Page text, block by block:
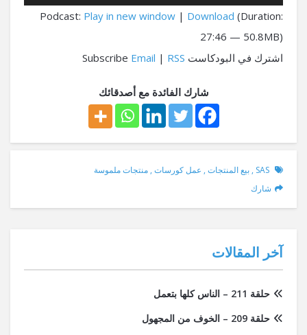
الصوت
Podcast: Play in new window | Download (Duration:
27:46 — 50.8MB)
اشترك في البودكاست Subscribe
Email | RSS
شارك الفائدة مع أصدقائك
SAS
, بيع المنتجات , عمل كورسات , منتجات ملموسة
شارك
آخر المقالات
حلقة 211 – الناس كلها بتعمل
حلقة 209 – الخوف من المجهول